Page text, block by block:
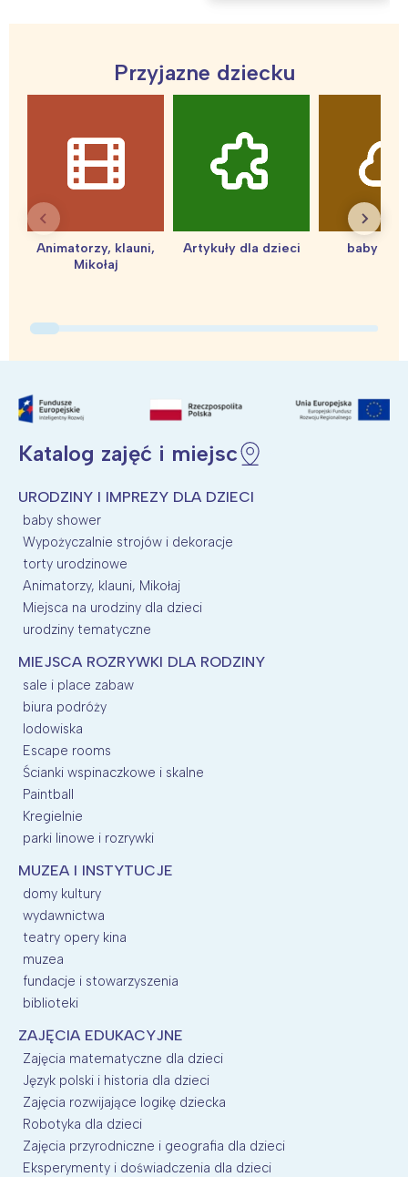
Przyjazne dziecku
Animatorzy, klauni,
Mikołaj
Artykuły dla dzieci baby
Katalog zajęć i miejsc
URODZINY I IMPREZY DLA DZIECI
baby shower
Wypożyczalnie strojów i dekoracje
torty urodzinowe
Animatorzy, klauni, Mikołaj
Miejsca na urodziny dla dzieci
urodziny tematyczne
MIEJSCA ROZRYWKI DLA RODZINY
sale i place zabaw
biura podróży
lodowiska
Escape rooms
Ścianki wspinaczkowe i skalne
Paintball
Kregielnie
parki linowe i rozrywki
MUZEA I INSTYTUCJE
domy kultury
wydawnictwa
teatry opery kina
muzea
fundacje i stowarzyszenia
biblioteki
ZAJĘCIA EDUKACYJNE
Zajęcia matematyczne dla dzieci
Język polski i historia dla dzieci
Zajęcia rozwijające logikę dziecka
Robotyka dla dzieci
Zajęcia przyrodniczne i geografia dla dzieci
Eksperymenty i doświadczenia dla dzieci
tego regionu:
Warszawa
Trójmiasto
Poznań
Wrocław
Śląsk
Południe
Północ
Wszystkie
Wybieram